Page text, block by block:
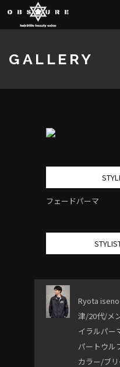
GALLERY
フェードパーマ
Ryota iseno
津/20代/メ
イラルパー
パートウル
カラー/ブ